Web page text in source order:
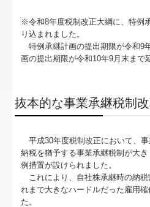
デジタル化・AI導入補助金
TKCのFinTechサービス
月刊「えだまめ通信」
表敬状を贈呈しました！
病院・診療所の皆様へ
※令和8年度税制改正大綱に、特例
り込まれました。
特例承継計画の提出期限が令和9
画の提出期限が令和10年9月末まで
抜本的な事業承継税制
平成30年度税制改正において、
納税を猶予する事業承継税制が大
例措置が設けられました。
これにより、自社株承継時の納税
れまで大きなハードルだった雇用
た。